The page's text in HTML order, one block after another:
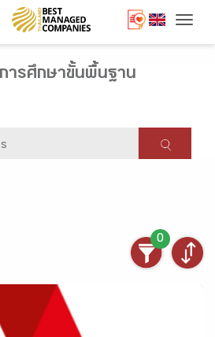
ารศึกษาขั้นพื้นฐาน
0